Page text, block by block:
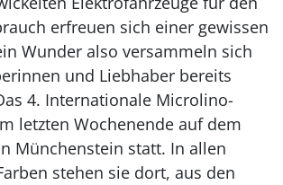
erfreuen sich einer gewissen
Wunder also versammeln sich
und Liebhaber bereits
4. Internationale Microlino-
letzten Wochenende auf dem
Münchenstein statt. In allen
stehen sie dort, aus den